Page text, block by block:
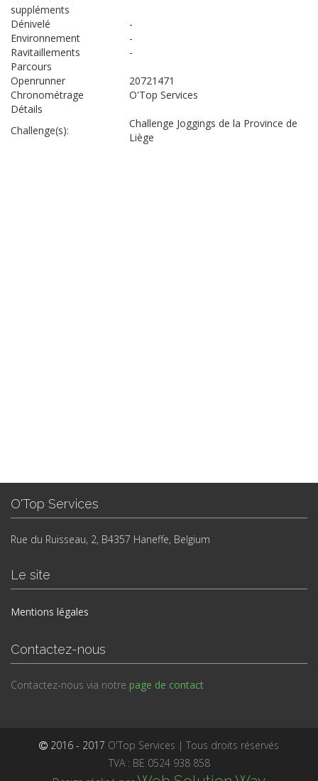
suppléments
Dénivelé
-
Environnement
-
Ravitaillements
-
Parcours
Openrunner
20721471
Chronométrage
O'Top Services
Détails
Challenge(s):
Challenge Joggings de la Province de
Liège
O'Top Services
Rue du Ruisseau, 2, B4357 Haneffe, Belgium
Le site
Mentions légales
Contactez-nous
Contactez-nous via notre page de contact
2016 - 2017 O'Top Services | Tous droits réservés
TVA : BE 0524 938 858